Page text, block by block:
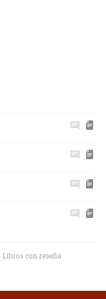
Libros con reseña